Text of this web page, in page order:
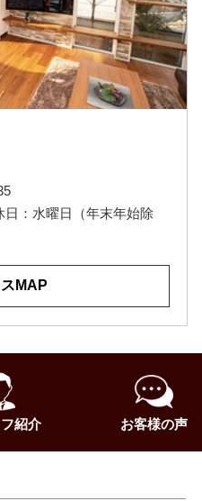
：水曜日（年末年始除
MAP
紹介 お客様の声